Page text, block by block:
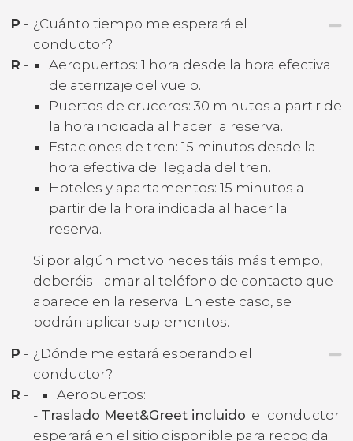
P - ¿Cuánto tiempo me esperará el
conductor?
R -
Aeropuertos: 1 hora desde la hora efectiva
de aterrizaje del vuelo.
Puertos de cruceros: 30 minutos a partir de
la hora indicada al hacer la reserva.
Estaciones de tren: 15 minutos desde la
hora efectiva de llegada del tren.
Hoteles y apartamentos: 15 minutos a
partir de la hora indicada al hacer la
reserva.
Si por algún motivo necesitáis más tiempo,
deberéis llamar al teléfono de contacto que
aparece en la reserva. En este caso, se
podrán aplicar suplementos.
P - ¿Dónde me estará esperando el
conductor?
R -
Aeropuertos:
- Traslado Meet&Greet incluido: el conductor
esperará en el sitio disponible para recogida